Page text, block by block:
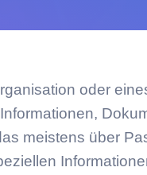
oder
meistens über